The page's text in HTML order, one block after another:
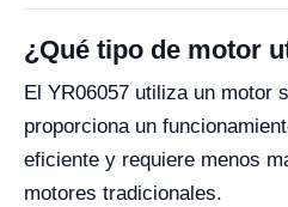
¿Qué tipo de motor
El YR06057 utiliza un motor
proporciona un
eficiente y requiere menos
motores tradicionales.